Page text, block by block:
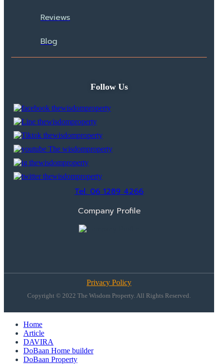
Reviews
Blog
Follow Us
Tel. 06 1289 4266
Company Profile
Privacy Policy
Copyright © 2022 The Wisdom Property. All Rights Reserved.
Home
Article
DAVIRA
DoBaan Home builder
DoBaan Property